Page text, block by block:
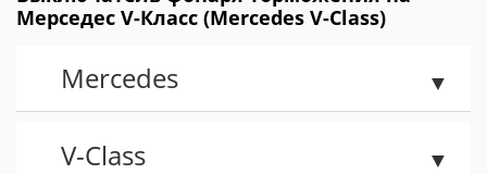
Мерседес V-Класс (Mercedes V-Class)
Mercedes
V-Class